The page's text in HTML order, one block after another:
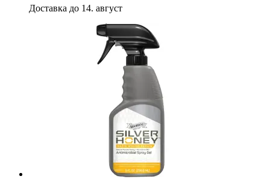
Доставка до 14. август